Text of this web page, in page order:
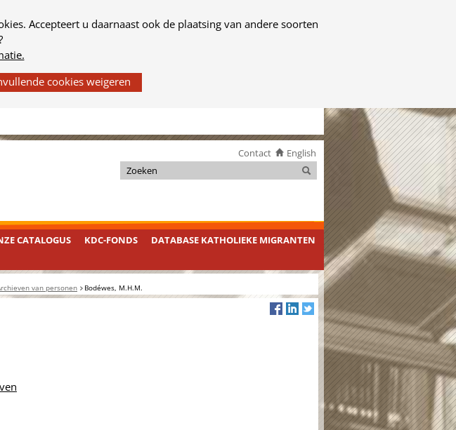
Accepteert u daarnaast ook de plaatsing van andere soorten
Contact English
Zoeken
Zoeken
CATALOGUS KDC-FONDS
DATABASE KATHOLIEKE MIGRANTEN
van personen Bodéwes, M.H.M.